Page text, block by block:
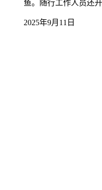
鱼。随行工作人员还
2025年9月11日